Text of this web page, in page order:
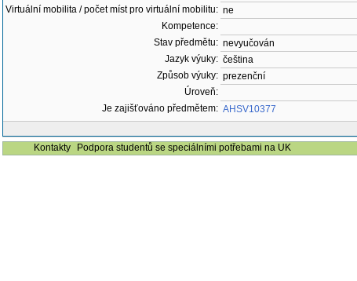
Virtuální mobilita / počet míst pro virtuální mobilitu: ne
Kompetence:
Stav předmětu: nevyučován
Jazyk výuky: čeština
Způsob výuky: prezenční
Úroveň:
Je zajišťováno předmětem: AHSV10377
Kontakty
Podpora studentů se speciálními potřebami na UK